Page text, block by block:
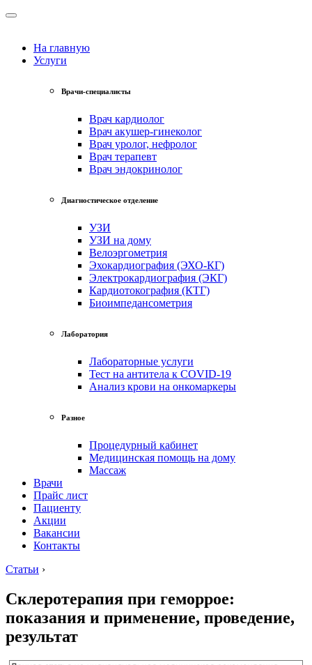
На главную
Услуги
Врачи-специалисты
Врач кардиолог
Врач акушер-гинеколог
Врач уролог, нефролог
Врач терапевт
Врач эндокринолог
Диагностическое отделение
УЗИ
УЗИ на дому
Велоэргометрия
Эхокардиография (ЭХО-КГ)
Электрокардиография (ЭКГ)
Кардиотокография (КТГ)
Биоимпедансометрия
Лаборатория
Лабораторные услуги
Тест на антитела к COVID-19
Анализ крови на онкомаркеры
Разное
Процедурный кабинет
Медицинская помощь на дому
Массаж
Врачи
Прайс лист
Пациенту
Акции
Вакансии
Контакты
Статьи ›
Склеротерапия при геморрое:
показания и применение, проведение,
результат